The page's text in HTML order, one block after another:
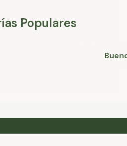
Populares